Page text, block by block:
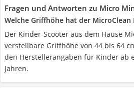
Fragen und Antworten zu Micro
Welche Griffhöhe hat der
Der Kinder-Scooter aus dem Hause
verstellbare Griffhöhe von 44 bis 64
den Herstellerangaben für Kinder ab
Jahren.